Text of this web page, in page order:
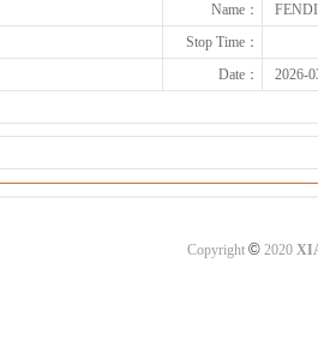
Name：
Stop Time：
Date：
2026-
Copyright ©2020